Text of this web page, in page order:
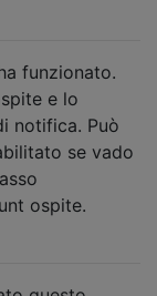
funzionato.
e lo
notifica. Può
se vado
ospite.